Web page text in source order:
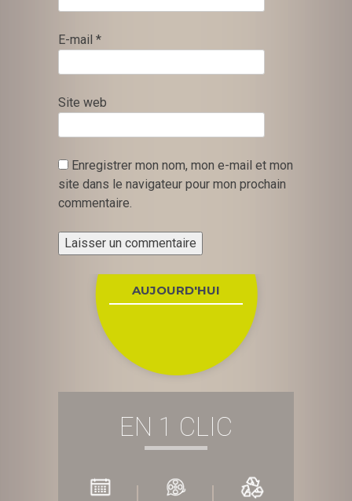
E-mail *
Site web
Enregistrer mon nom, mon e-mail et mon
site dans le navigateur pour mon prochain
commentaire.
AUJOURD'HUI
EN 1 CLIC